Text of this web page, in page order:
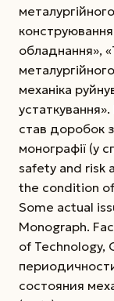
конструювання
обладнання»,
механіка
став доробок
монографії (у
safety and risk
the condition
Some actual
Monograph.
of Technology,
состояния